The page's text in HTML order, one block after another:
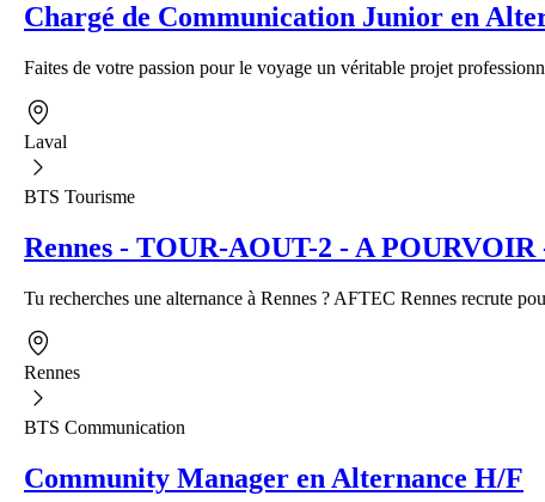
Chargé de Communication Junior en
Faites de votre passion pour le voyage un véritable projet
Laval
BTS Tourisme
Rennes - TOUR-AOUT-2 - A
Tu recherches une alternance à Rennes ? AFTEC Rennes recrute
Rennes
BTS Communication
Community Manager en Alternance H/F